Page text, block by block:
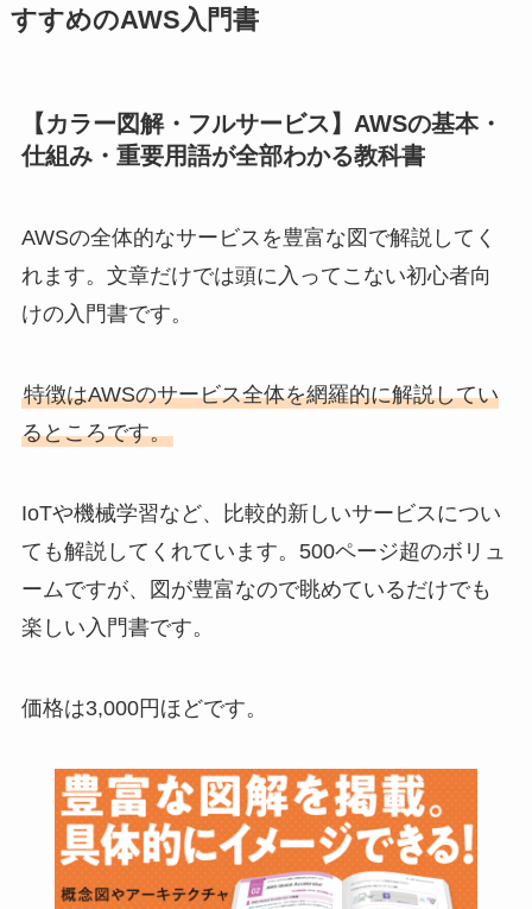
すすめのAWS入門書
【カラー図解・フルサービス】AWSの基本・
仕組み・重要用語が全部わかる教科書
AWSの全体的なサービスを豊富な図で解説してく
れます。文章だけでは頭に入ってこない初心者向
けの入門書です。
特徴はAWSのサービス全体を網羅的に解説してい
るところです。
IoTや機械学習など、比較的新しいサービスについ
ても解説してくれています。500ページ超のボリュ
ームですが、図が豊富なので眺めているだけでも
楽しい入門書です。
価格は3,000円ほどです。